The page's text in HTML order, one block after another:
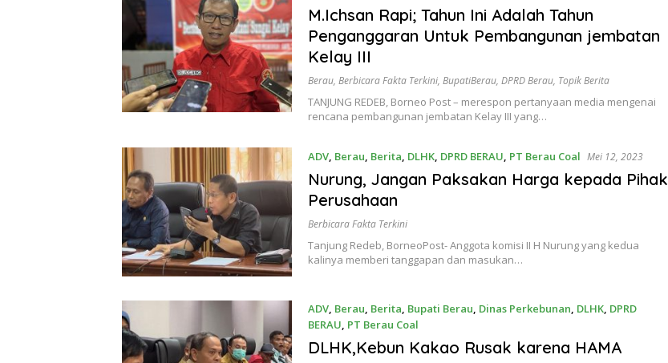
M.Ichsan Rapi; Tahun Ini Adalah Tahun
Penganggaran Untuk Pembangunan jembatan
Kelay III
Berau, Berbicara Fakta Terkini, BupatiBerau, DPRD Berau, Topik Berita
TANJUNG REDEB, Borneo Post – merespon pertanyaan media mengenai
rencana pembangunan jembatan Kelay III yang…
ADV, Berau, Berita, DLHK, DPRD BERAU, PT Berau Coal Mei 12, 2023
Nurung, Jangan Paksakan Harga kepada Pihak
Perusahaan
Berbicara Fakta Terkini
Tanjung Redeb, BorneoPost- Anggota komisi II H Nurung yang kedua
kalinya memberi tanggapan dan masukan…
ADV, Berau, Berita, Bupati Berau, Dinas Perkebunan, DLHK, DPRD
BERAU, PT Berau Coal
Mei 10, 2023
DLHK,Kebun Kakao Rusak karena HAMA